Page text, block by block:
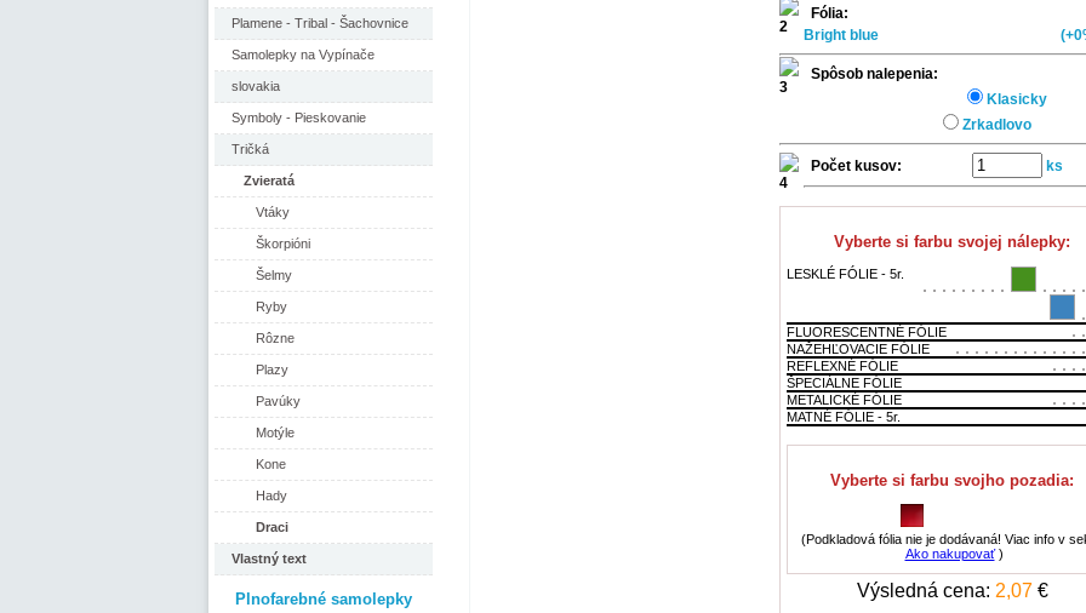
Plamene - Tribal - Šachovnice
Samolepky na Vypínače
slovakia
Symboly - Pieskovanie
Tričká
Zvieratá
Vtáky
Škorpióni
Šelmy
Ryby
Rôzne
Plazy
Pavúky
Motýle
Kone
Hady
Draci
Vlastný text
Plnofarebné samolepky
Fólia:
Bright blue
Spôsob nalepenia:
Klasicky
Zrkadlovo
Počet kusov: ks
Vyberte si farbu svojej nálepky:
LESKLÉ FÓLIE - 5r.
FLUORESCENTNÉ FÓLIE
NAŽEHĽOVACIE FÓLIE
REFLEXNÉ FÓLIE
ŠPECIÁLNE FÓLIE
METALICKÉ FÓLIE
MATNÉ FÓLIE - 5r.
Vyberte si farbu svojho pozadia:
(Podkladová fólia nie je dodávaná! Viac info v
Ako nakupovať )
Výsledná cena: 2,07€